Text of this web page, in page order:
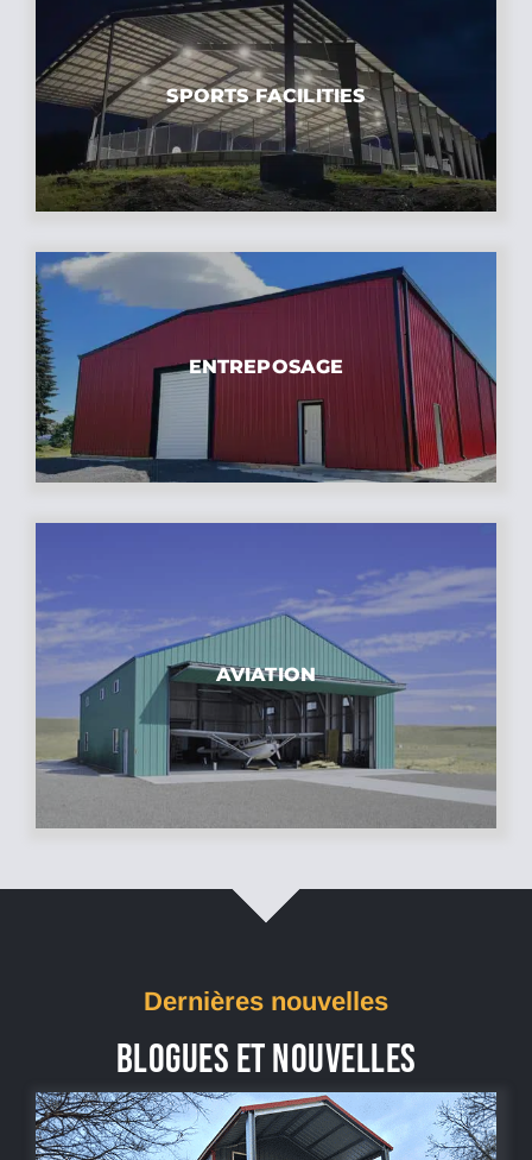
SPORTS FACILITIES
ENTREPOSAGE
AVIATION
Dernières nouvelles
BLOGUES ET NOUVELLES